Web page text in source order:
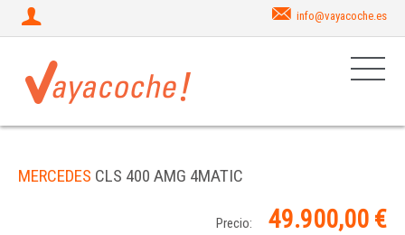
info@vayacoche.es
MERCEDES CLS 400 AMG 4MATIC
Precio: 49.900,00 €